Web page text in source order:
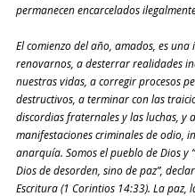
permanecen encarcelados
El comienzo del año, amados, es
renovarnos, a desterrar realidades
nuestras vidas, a corregir procesos
destructivos, a terminar con las
discordias fraternales y las luchas, y
manifestaciones criminales de odio,
anarquía. Somos el pueblo de Dios y
Dios de desorden, sino de paz”,
Escritura (1 Corintios 14:33). La paz,